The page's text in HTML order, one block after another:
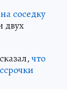
соседку
двух
что